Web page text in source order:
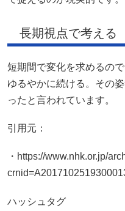
長期視点で考える
短期間で変化を求めるの
ゆるやかに続ける。その
ったと言われています。
引用元：
・https://www.nhk.or.jp/
ハッシュタグ